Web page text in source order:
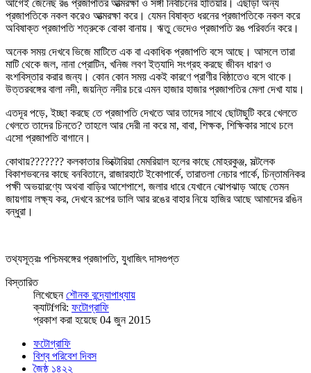
আগেই জেনেছ রঙ প্রজাপতির আত্মরক্ষা ও সঙ্গী নির্বাচনের হাতিয়ার। এছাড়া অন্য
প্রজাপতিকে নকল করেও আত্মরক্ষা করে। যেমন বিষাক্ত ধরনের প্রজাপতিকে নকল করে
অবিষাক্ত প্রজাপতি শত্রুকে বোকা বানায়। ঋতু ভেদেও প্রজাপতি রঙ পরিবর্তন করে।
অনেক সময় দেখবে ভিজে মাটিতে এক বা একাধিক প্রজাপতি বসে আছে। আসলে তারা
মাটি থেকে জল, নানা প্রোটিন, খনিজ লবণ ইত্যাদি সংগ্রহ করছে জীবন ধারণ ও
বংশবিস্তার করার জন্য। কোন কোন সময় একই কারণে প্রাণীর বিষ্ঠাতেও বসে থাকে।
উত্তরবঙ্গের বালা নদী, জয়ন্তি নদীর চরে এমন হাজার হাজার প্রজাপতির মেলা দেখা যায়।
এতদূর পড়ে, ইচ্ছা করছে তে প্রজাপতি দেখতে আর তাদের সাথে ছোটাছুটি করে খেলতে
খেলতে তাদের চিনতে? তাহলে আর দেরী না করে মা, বাবা, শিক্ষক, শিক্ষিকার সাথে চলে
এসো প্রজাপতি বাগানে।
কোথায়??????? কলকাতার ভিক্টোরিয়া মেমরিয়াল হলের কাছে মোহরকুঞ্জ, সল্টলেক
বিকাশভবনের কাছে বনবিতানে, রাজারহাটে ইকোপার্কে, তারাতলা নেচার পার্কে, চিন্তামনিকর
পক্ষী অভয়ারণ্যে অথবা বাড়ির আশেপাশে, জলার ধারে যেখানে ঝোপঝাড় আছে তেমন
জায়গায় লক্ষ্য কর, দেখবে রূপের ডালি আর রঙের বাহার নিয়ে হাজির আছে আমাদের রঙিন
বন্ধুরা।
তথ্যসূত্রঃ পশ্চিমবঙ্গের প্রজাপতি, যুধাজিৎ দাসগুপ্ত
বিস্তারিত
লিখেছেনশৌনক বন্দ্যোপাধ্যায়
ক্যাটfগরি: ফটোগ্রাফি
প্রকাশ করা হয়েছে 04 জুন 2015
ফটোগ্রাফি
বিশ্ব পরিবেশ দিবস
জৈষ্ঠ ১৪২২